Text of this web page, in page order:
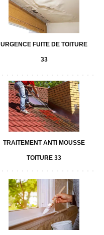
URGENCE FUITE DE TOITURE
33
TRAITEMENT ANTI MOUSSE
TOITURE 33